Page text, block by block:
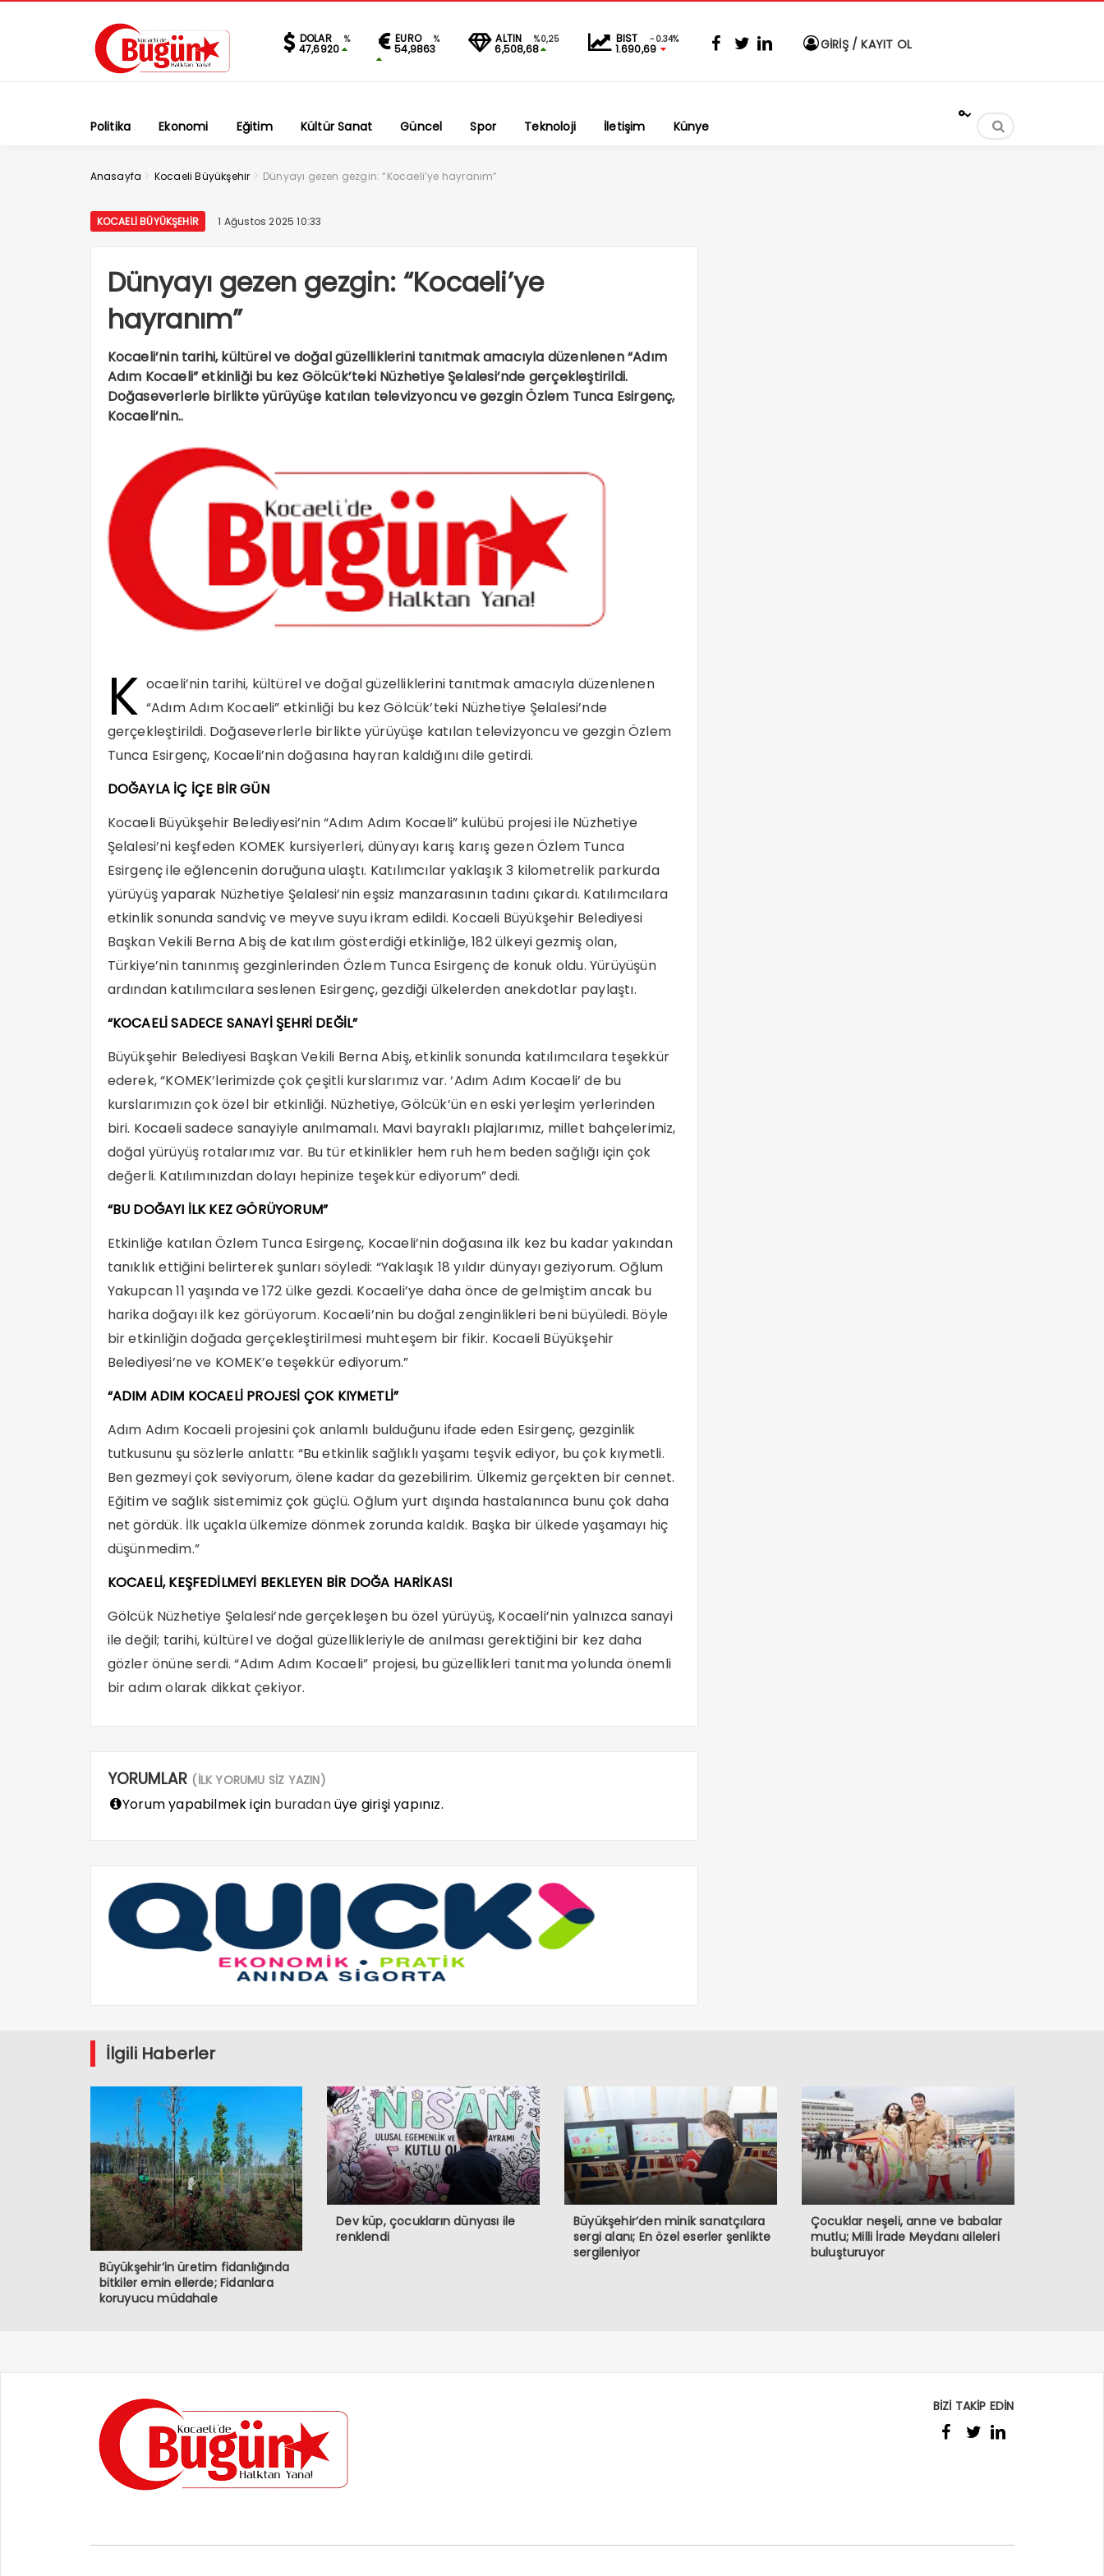
DOLAR %
47,6920
EURO %
54,9863
ALTIN %0,25
6,508,68
BIST -0.34%
1.690,69 GİRİŞ / KAYIT OL
Politika Ekonomi Eğitim Kültür Sanat Güncel Spor Teknoloji İletişim Künye
°
Anasayfa > Kocaeli Büyükşehir > Dünyayı gezen gezgin: “Kocaeli’ye hayranım”
KOCAELI BÜYÜKŞEHIR 1 Ağustos 2025 10:33
Dünyayı gezen gezgin: “Kocaeli’ye
hayranım”
Kocaeli’nin tarihi, kültürel ve doğal güzelliklerini tanıtmak amacıyla düzenlenen “Adım
Adım Kocaeli” etkinliği bu kez Gölcük’teki Nüzhetiye Şelalesi’nde gerçekleştirildi.
Doğaseverlerle birlikte yürüyüşe katılan televizyoncu ve gezgin Özlem Tunca Esirgenç,
Kocaeli’nin..
K ocaeli’nin tarihi, kültürel ve doğal güzelliklerini tanıtmak amacıyla düzenlenen
“Adım Adım Kocaeli” etkinliği bu kez Gölcük’teki Nüzhetiye Şelalesi’nde
gerçekleştirildi. Doğaseverlerle birlikte yürüyüşe katılan televizyoncu ve gezgin Özlem
Tunca Esirgenç, Kocaeli’nin doğasına hayran kaldığını dile getirdi.
DOĞAYLA İÇ İÇE BİR GÜN
Kocaeli Büyükşehir Belediyesi’nin “Adım Adım Kocaeli” kulübü projesi ile Nüzhetiye
Şelalesi’ni keşfeden KOMEK kursiyerleri, dünyayı karış karış gezen Özlem Tunca
Esirgenç ile eğlencenin doruğuna ulaştı. Katılımcılar yaklaşık 3 kilometrelik parkurda
yürüyüş yaparak Nüzhetiye Şelalesi’nin eşsiz manzarasının tadını çıkardı. Katılımcılara
etkinlik sonunda sandviç ve meyve suyu ikram edildi. Kocaeli Büyükşehir Belediyesi
Başkan Vekili Berna Abiş de katılım gösterdiği etkinliğe, 182 ülkeyi gezmiş olan,
Türkiye’nin tanınmış gezginlerinden Özlem Tunca Esirgenç de konuk oldu. Yürüyüşün
ardından katılımcılara seslenen Esirgenç, gezdiği ülkelerden anekdotlar paylaştı.
“KOCAELİ SADECE SANAYİ ŞEHRİ DEĞİL”
Büyükşehir Belediyesi Başkan Vekili Berna Abiş, etkinlik sonunda katılımcılara teşekkür
ederek, “KOMEK’lerimizde çok çeşitli kurslarımız var. ‘Adım Adım Kocaeli’ de bu
kurslarımızın çok özel bir etkinliği. Nüzhetiye, Gölcük’ün en eski yerleşim yerlerinden
biri. Kocaeli sadece sanayiyle anılmamalı. Mavi bayraklı plajlarımız, millet bahçelerimiz,
doğal yürüyüş rotalarımız var. Bu tür etkinlikler hem ruh hem beden sağlığı için çok
değerli. Katılımınızdan dolayı hepinize teşekkür ediyorum” dedi.
“BU DOĞAYI İLK KEZ GÖRÜYORUM”
Etkinliğe katılan Özlem Tunca Esirgenç, Kocaeli’nin doğasına ilk kez bu kadar yakından
tanıklık ettiğini belirterek şunları söyledi: “Yaklaşık 18 yıldır dünyayı geziyorum. Oğlum
Yakupcan 11 yaşında ve 172 ülke gezdi. Kocaeli’ye daha önce de gelmiştim ancak bu
harika doğayı ilk kez görüyorum. Kocaeli’nin bu doğal zenginlikleri beni büyüledi. Böyle
bir etkinliğin doğada gerçekleştirilmesi muhteşem bir fikir. Kocaeli Büyükşehir
Belediyesi’ne ve KOMEK’e teşekkür ediyorum.”
“ADIM ADIM KOCAELİ PROJESİ ÇOK KIYMETLİ”
Adım Adım Kocaeli projesini çok anlamlı bulduğunu ifade eden Esirgenç, gezginlik
tutkusunu şu sözlerle anlattı: “Bu etkinlik sağlıklı yaşamı teşvik ediyor, bu çok kıymetli.
Ben gezmeyi çok seviyorum, ölene kadar da gezebilirim. Ülkemiz gerçekten bir cennet.
Eğitim ve sağlık sistemimiz çok güçlü. Oğlum yurt dışında hastalanınca bunu çok daha
net gördük. İlk uçakla ülkemize dönmek zorunda kaldık. Başka bir ülkede yaşamayı hiç
düşünmedim.”
KOCAELİ, KEŞFEDİLMEYİ BEKLEYEN BİR DOĞA HARİKASI
Gölcük Nüzhetiye Şelalesi’nde gerçekleşen bu özel yürüyüş, Kocaeli’nin yalnızca sanayi
ile değil; tarihi, kültürel ve doğal güzellikleriyle de anılması gerektiğini bir kez daha
gözler önüne serdi. “Adım Adım Kocaeli” projesi, bu güzellikleri tanıtma yolunda önemli
bir adım olarak dikkat çekiyor.
YORUMLAR (İLK YORUMU SİZ YAZIN)
Yorum yapabilmek için buradanüye girişi yapınız.
İlgili Haberler
Büyükşehir’in üretim fidanlığında
bitkiler emin ellerde; Fidanlara
koruyucu müdahale
Dev küp, çocukların dünyası ile
renklendi
Büyükşehir’den minik sanatçılara
sergi alanı; En özel eserler şenlikte
sergileniyor
Çocuklar neşeli, anne ve babalar
mutlu; Milli İrade Meydanı aileleri
buluşturuyor
BİZİ TAKİP EDİN